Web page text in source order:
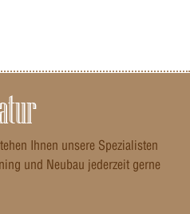
Ihnen unsere Spezialisten
und Neubau jederzeit gerne